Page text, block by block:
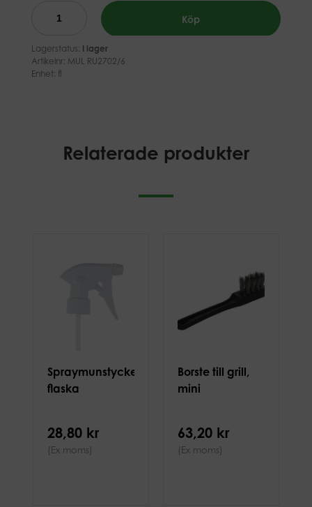
Köp
Lagerstatus: I lager
Artikelnr: MUL RU2702/6
Enhet: fl
Relaterade produkter
Spraymunstycke
flaska
28,80 kr
(Ex moms)
Borste till grill,
mini
63,20 kr
(Ex moms)